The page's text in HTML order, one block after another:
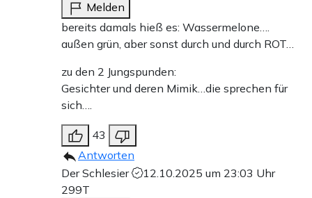
Melden
bereits damals hieß es: Wassermelone….
außen grün, aber sonst durch und durch ROT…
zu den 2 Jungspunden:
Gesichter und deren Mimik…die sprechen für
sich….
43
Antworten
Der Schlesier
12.10.2025 um 23:03 Uhr
299T